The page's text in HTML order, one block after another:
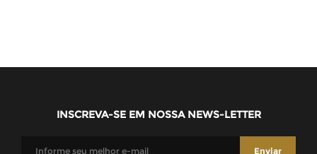
INSCREVA-SE EM NOSSA NEWS-LETTER